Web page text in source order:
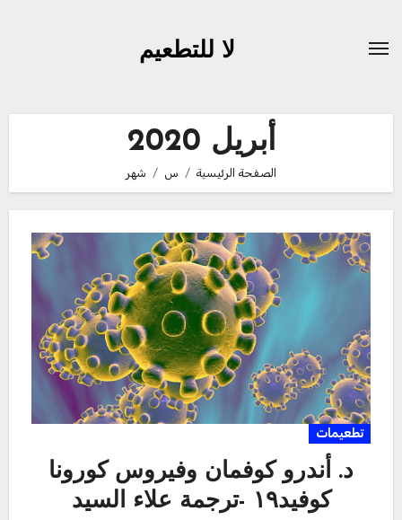
لا للتطعيم
أبريل 2020
الصفحة الرئيسية س شهر
تطعيمات
د. أندرو كوفمان وفيروس كورونا
كوفيد١٩ -ترجمة علاء السيد